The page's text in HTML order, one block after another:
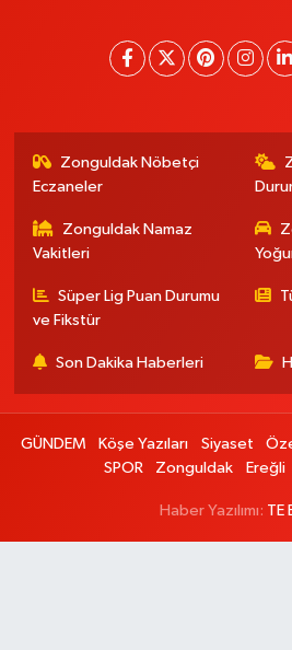
Zonguldak Nöbetçi
Eczaneler
Zonguldak Namaz
Vakitleri
Süper Lig Puan Durumu
ve Fikstür
Son Dakika Haberleri
GÜNDEM Köşe Yazıları Siyaset
SPOR
Zonguldak Ereğli
Haber Yazılımı: TE